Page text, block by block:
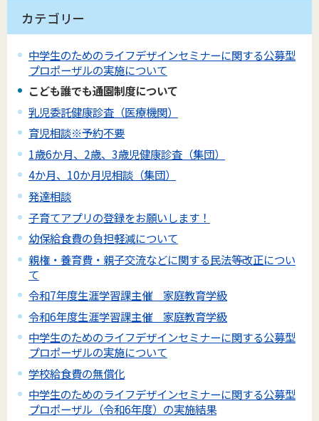
カテゴリー
中学生のためのライフデザインセミナーに関する公募型
プロポーザルの実施について
こども誰でも通園制度について
乳児委託健康診査（医療機関）
育児相談※予約不要
1歳6か月、2歳、3歳児健康診査（集団）
4か月、10か月児相談（集団）
発達相談
子育てアプリの登録をお願いします！
幼保給食費の負担軽減について
親権・養育費・親子交流などに関する民法等改正につい
て
令和7年度生涯学習課主催 家庭教育学級
令和6年度生涯学習課主催 家庭教育学級
中学生のためのライフデザインセミナーに関する公募型
プロポーザルの実施について
学校給食費の無償化
中学生のためのライフデザインセミナーに関する公募型
プロポーザル（令和6年度）の実施結果